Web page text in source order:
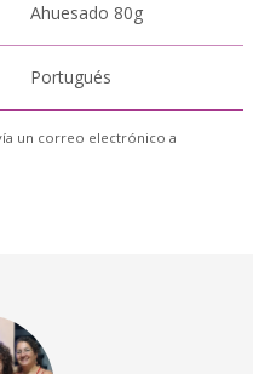
Ahuesado 80g
Portugués
un correo electrónico a